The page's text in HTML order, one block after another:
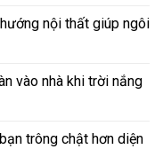
nội thất giúp ngôi
vào nhà khi trời nắng
trông chật hơn diện